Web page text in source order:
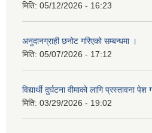
मिति: 05/12/2026 - 16:23
अनुदानग्राही छनोट गरिएको सम्बन्धमा ।
मिति: 05/07/2026 - 17:12
विद्यार्थी दुर्घटना वीमाको लागि प्रस्तावना
मिति: 03/29/2026 - 19:02